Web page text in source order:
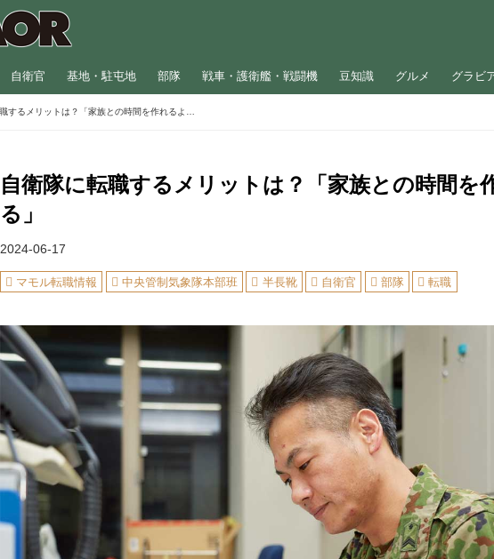
自衛官 基地・駐屯地 部隊 戦車・護衛艦・戦闘機 豆知識 グルメ グラビ
自衛隊に転職するメリットは？「家族との時間を作れるようになる」
自衛隊に転職するメリットは？「家族との時間を
る」
2024-06-17
マモル転職情報 中央管制気象隊本部班 半長靴 自衛官 部隊 転職